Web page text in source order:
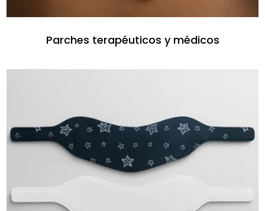
Parches terapéuticos y médicos